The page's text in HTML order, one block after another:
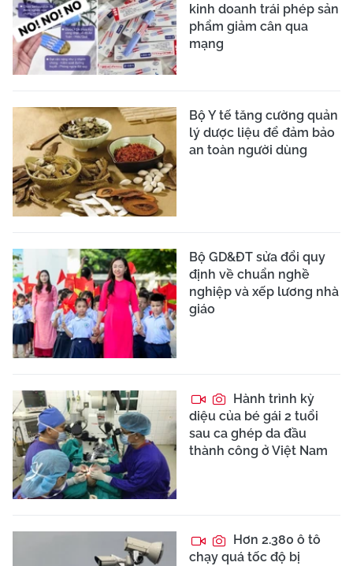
kinh doanh trái phép sản
phẩm giảm cân qua
mạng
Bộ Y tế tăng cường quản
lý dược liệu để đảm bảo
an toàn người dùng
Bộ GD&ĐT sửa đổi quy
định về chuẩn nghề
nghiệp và xếp lương nhà
giáo
Hành trình kỳ
diệu của bé gái 2 tuổi
sau ca ghép da đầu
thành công ở Việt Nam
Hơn 2.380 ô tô
chạy quá tốc độ bị